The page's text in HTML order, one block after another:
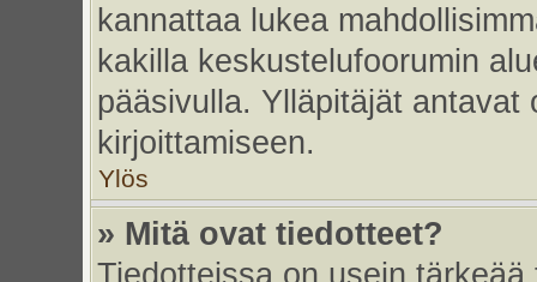
kannattaa lukea
kakilla keskustelufoorumin
pääsivulla. Ylläpitäjät antavat
kirjoittamiseen.
Ylös
» Mitä ovat tiedotteet?
Tiedotteissa on usein